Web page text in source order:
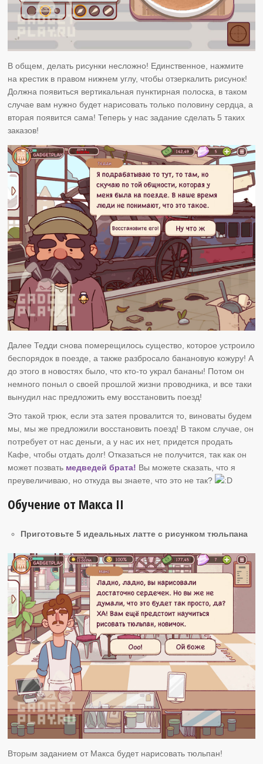
В общем, делать рисунки несложно! Единственное, нажмите
на крестик в правом нижнем углу, чтобы отзеркалить рисунок!
Должна появиться вертикальная пунктирная полоска, в таком
случае вам нужно будет нарисовать только половину сердца, а
вторая появится сама! Теперь у нас задание сделать 5 таких
заказов!
Далее Тедди снова померещилось существо, которое устроило
беспорядок в поезде, а также разбросало банановую кожуру! А
до этого в новостях было, что кто-то украл бананы! Потом он
немного поныл о своей прошлой жизни проводника, и все таки
вынудил нас предложить ему восстановить поезд!
Это такой трюк, если эта затея провалится то, виноваты будем
мы, мы же предложили восстановить поезд! В таком случае, он
потребует от нас деньги, а у нас их нет, придется продать
Кафе, чтобы отдать долг! Отказаться не получится, так как он
может позвать медведей брата! Вы можете сказать, что я
преувеличиваю, но откуда вы знаете, что это не так?
Обучение от Макса II
Приготовьте 5 идеальных латте с рисунком тюльпана
Вторым заданием от Макса будет нарисовать тюльпан!